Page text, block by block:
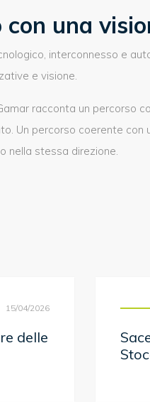
una
interconnesso e
e visione.
racconta un percorso
Un percorso coerente con
nella stessa direzione.
15/04/2026
delle